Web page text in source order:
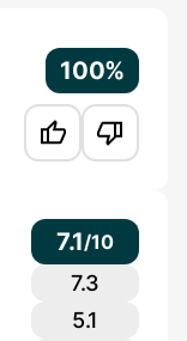
100%
7.1/10
7.3
5.1